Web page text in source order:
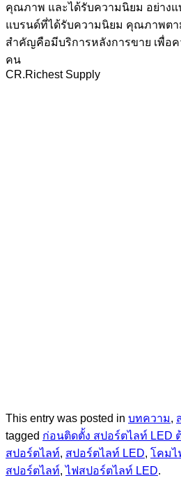
คุณภาพ และได้รับความนิยม อย่างแ
แบรนด์ที่ได้รับความนิยม คุณภาพต
สำคัญคือมีบริการหลังการขาย เพื่อ
คน
CR.Richest Supply
This entry was posted in บทความ,
tagged ก่อนติดตั้ง สปอร์ตไลท์ LED
สปอร์ตไลท์, สปอร์ตไลท์ LED, โคมไ
สปอร์ตไลท์,ไฟสปอร์ตไลท์ LED.